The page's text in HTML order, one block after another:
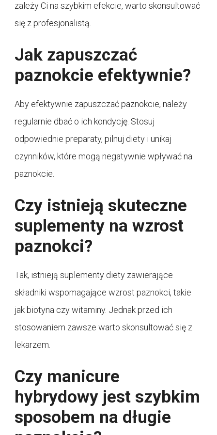
zależy Ci na szybkim efekcie, warto skonsultować
się z profesjonalistą.
Jak zapuszczać
paznokcie efektywnie?
Aby efektywnie zapuszczać paznokcie, należy
regularnie dbać o ich kondycję. Stosuj
odpowiednie preparaty, pilnuj diety i unikaj
czynników, które mogą negatywnie wpływać na
paznokcie.
Czy istnieją skuteczne
suplementy na wzrost
paznokci?
Tak, istnieją suplementy diety zawierające
składniki wspomagające wzrost paznokci, takie
jak biotyna czy witaminy. Jednak przed ich
stosowaniem zawsze warto skonsultować się z
lekarzem.
Czy manicure
hybrydowy jest szybkim
sposobem na długie